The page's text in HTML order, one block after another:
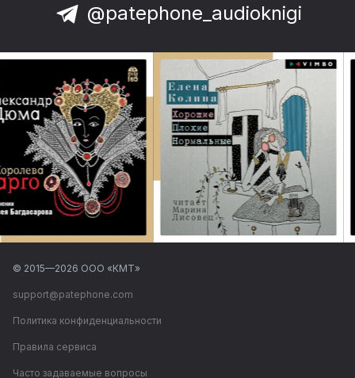
@patephone_audioknigi
© 2015—2026 ООО «КМТ»
support@patephone.com
Политика конфиденциальности
Правила сервиса
Часто задаваемые вопросы